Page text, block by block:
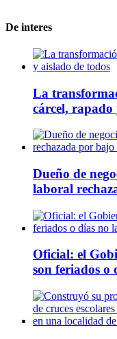
De interes
La
cárcel, rapado
Dueño de
laboral
Oficial: el
son feriados o